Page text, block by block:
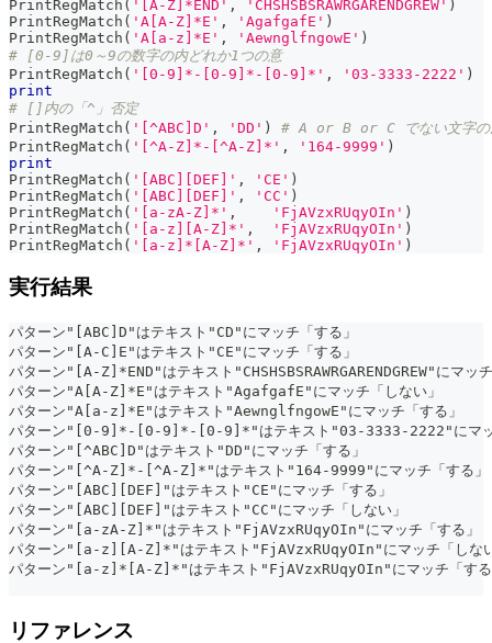
PrintRegMatch ( '[A-Z]*END' , 'CHSHSBSRAWRGARENDGREW' )
PrintRegMatch ( 'A[A-Z]*E' , 'AgafgafE' )
PrintRegMatch ( 'A[a-z]*E' , 'AewnglfngowE' )
# [0-9]は0～9の数字の内どれか1つの意
PrintRegMatch ( '[0-9]*-[0-9]*-[0-9]*' , '03-3333-2222' )
print
# []内の「^」否定
PrintRegMatch ( '[^ABC]D' , 'DD' )
# A or B or C でない文字の
PrintRegMatch ( '[^A-Z]*-[^A-Z]*' , '164-9999' )
print
PrintRegMatch ( '[ABC][DEF]' , 'CE' )
PrintRegMatch ( '[ABC][DEF]' , 'CC' )
PrintRegMatch ( '[a-zA-Z]*' , 'FjAVzxRUqyOIn' )
PrintRegMatch ( '[a-z][A-Z]*' , 'FjAVzxRUqyOIn' )
PrintRegMatch ( '[a-z]*[A-Z]*' , 'FjAVzxRUqyOIn' )
実行結果
パターン"[ABC]D"はテキスト"CD"にマッチ「する」
パターン"[A-C]E"はテキスト"CE"にマッチ「する」
パターン"[A-Z]*END"はテキスト"CHSHSBSRAWRGARENDGREW"にマッ
パターン"A[A-Z]*E"はテキスト"AgafgafE"にマッチ「しない」
パターン"A[a-z]*E"はテキスト"AewnglfngowE"にマッチ「する」
パターン"[0-9]*-[0-9]*-[0-9]*"はテキスト"03-3333-2222"にマッ
パターン"[^ABC]D"はテキスト"DD"にマッチ「する」
パターン"[^A-Z]*-[^A-Z]*"はテキスト"164-9999"にマッチ「する」
パターン"[ABC][DEF]"はテキスト"CE"にマッチ「する」
パターン"[ABC][DEF]"はテキスト"CC"にマッチ「しない」
パターン"[a-zA-Z]*"はテキスト"FjAVzxRUqyOIn"にマッチ「する」
パターン"[a-z][A-Z]*"はテキスト"FjAVzxRUqyOIn"にマッチ「しな
パターン"[a-z]*[A-Z]*"はテキスト"FjAVzxRUqyOIn"にマッチ「す
リファレンス